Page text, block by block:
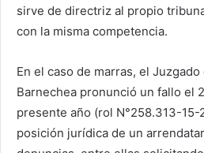
sirve de directriz al propio
con la misma competencia.
En el caso de marras, el
Barnechea pronunció un fallo el
presente año (rol N°258.313-15-
posición jurídica de un